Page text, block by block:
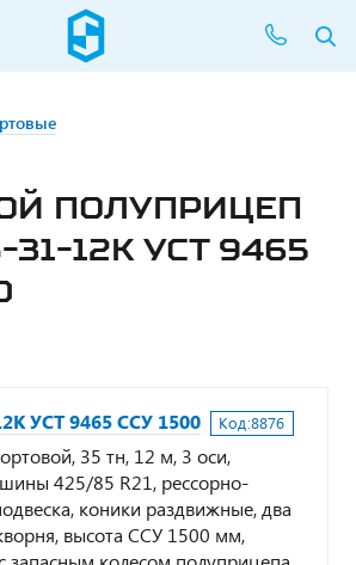
ПОЛУПРИЦЕП
12К УСТ 9465
УСТ 9465 ССУ 1500 Код:8876
35 тн, 12 м, 3 оси,
425/85 R21, рессорно-
коники раздвижные, два
высота ССУ 1500 мм,